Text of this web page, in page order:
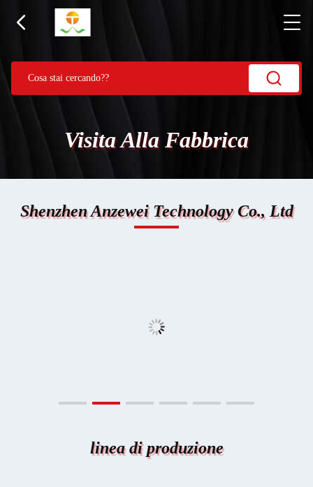
Visita Alla Fabbrica
Shenzhen Anzewei Technology Co., Ltd
linea di produzione